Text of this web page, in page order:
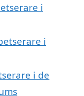
i
i
i de